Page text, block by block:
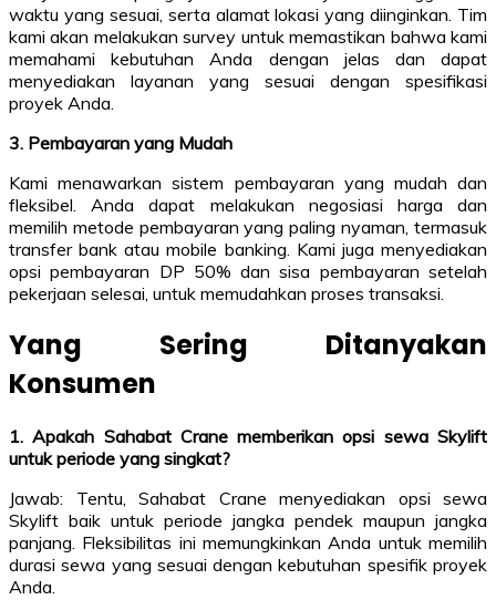
waktu yang sesuai, serta alamat lokasi yang diinginkan. Tim
kami akan melakukan survey untuk memastikan bahwa kami
memahami kebutuhan Anda dengan jelas dan dapat
menyediakan layanan yang sesuai dengan spesifikasi
proyek Anda.
3. Pembayaran yang Mudah
Kami menawarkan sistem pembayaran yang mudah dan
fleksibel. Anda dapat melakukan negosiasi harga dan
memilih metode pembayaran yang paling nyaman, termasuk
transfer bank atau mobile banking. Kami juga menyediakan
opsi pembayaran DP 50% dan sisa pembayaran setelah
pekerjaan selesai, untuk memudahkan proses transaksi.
Yang Sering Ditanyakan
Konsumen
1. Apakah Sahabat Crane memberikan opsi sewa Skylift
untuk periode yang singkat?
Jawab: Tentu, Sahabat Crane menyediakan opsi sewa
Skylift baik untuk periode jangka pendek maupun jangka
panjang. Fleksibilitas ini memungkinkan Anda untuk memilih
durasi sewa yang sesuai dengan kebutuhan spesifik proyek
Anda.